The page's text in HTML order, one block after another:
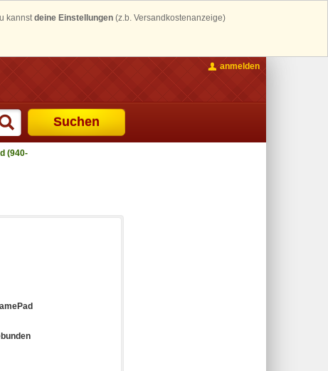
kannstdeine Einstellungen (z.b. Versandkostenanzeige)
Suchen
anmelden
(940-